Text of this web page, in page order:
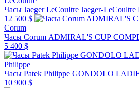
Часы Jaeger LeCoultre Jaeger-LeCoultre
12 500 $
Corum
Часы Corum ADMIRAL'S CUP
5 400 $
Philippe
Часы Patek Philippe GONDOLO
10 900 $